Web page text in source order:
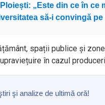
„Este din ce în ce
să-i convingă
spații publice și
în cazul
şi analize de ultimă oră!